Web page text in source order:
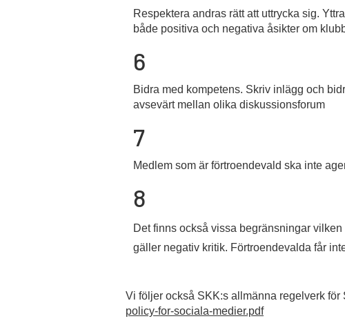
Respektera andras rätt att uttrycka sig.
både positiva och negativa åsikter om
6
Bidra med kompetens. Skriv inlägg och
avsevärt mellan olika diskussionsforum
7
Medlem som är förtroendevald ska inte
8
Det finns också vissa begränsningar
gäller negativ kritik. Förtroendevalda får
Vi följer också SKK:s allmänna regelverk för
policy-for-sociala-medier.pdf